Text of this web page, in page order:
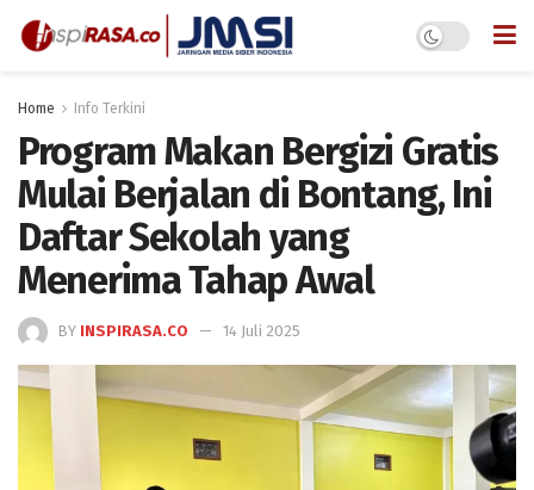
Home Info Terkini
Program Makan Bergizi Gratis
Mulai Berjalan di Bontang, Ini
Daftar Sekolah yang
Menerima Tahap Awal
BY INSPIRASA.CO 14 Juli 2025